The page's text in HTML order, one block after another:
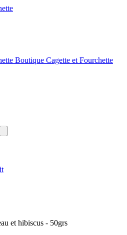
Boutique Cagette et Fourchette
et hibiscus - 50grs